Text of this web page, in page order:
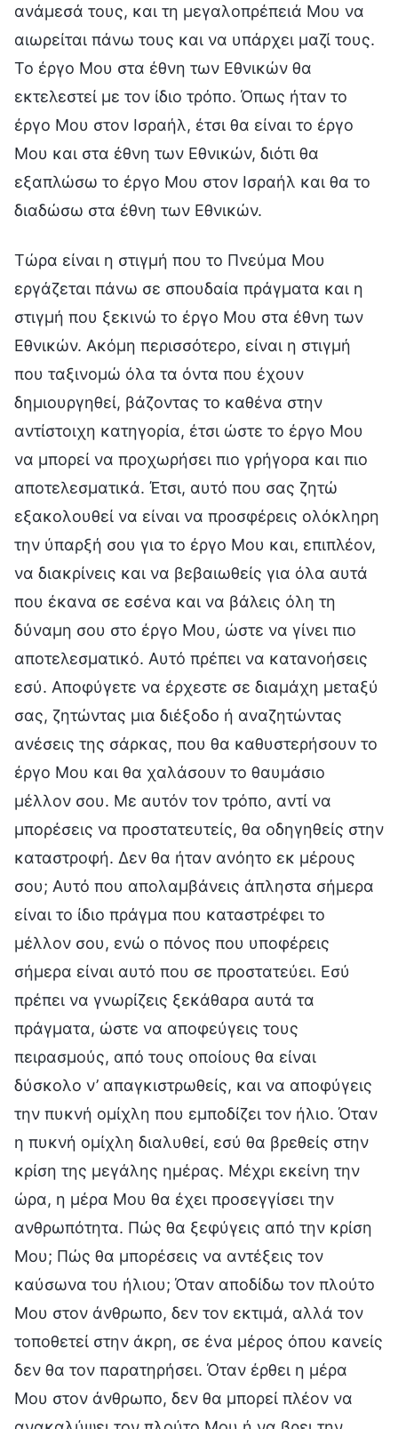
ανάμεσά τους, και τη μεγαλοπρέπειά Μου να
αιωρείται πάνω τους και να υπάρχει μαζί τους.
Το έργο Μου στα έθνη των Εθνικών θα
εκτελεστεί με τον ίδιο τρόπο. Όπως ήταν το
έργο Μου στον Ισραήλ, έτσι θα είναι το έργο
Μου και στα έθνη των Εθνικών, διότι θα
εξαπλώσω το έργο Μου στον Ισραήλ και θα το
διαδώσω στα έθνη των Εθνικών.
Τώρα είναι η στιγμή που το Πνεύμα Μου
εργάζεται πάνω σε σπουδαία πράγματα και η
στιγμή που ξεκινώ το έργο Μου στα έθνη των
Εθνικών. Ακόμη περισσότερο, είναι η στιγμή
που ταξινομώ όλα τα όντα που έχουν
δημιουργηθεί, βάζοντας το καθένα στην
αντίστοιχη κατηγορία, έτσι ώστε το έργο Μου
να μπορεί να προχωρήσει πιο γρήγορα και πιο
αποτελεσματικά. Έτσι, αυτό που σας ζητώ
εξακολουθεί να είναι να προσφέρεις ολόκληρη
την ύπαρξή σου για το έργο Μου και, επιπλέον,
να διακρίνεις και να βεβαιωθείς για όλα αυτά
που έκανα σε εσένα και να βάλεις όλη τη
δύναμη σου στο έργο Μου, ώστε να γίνει πιο
αποτελεσματικό. Αυτό πρέπει να κατανοήσεις
εσύ. Αποφύγετε να έρχεστε σε διαμάχη μεταξύ
σας, ζητώντας μια διέξοδο ή αναζητώντας
ανέσεις της σάρκας, που θα καθυστερήσουν το
έργο Μου και θα χαλάσουν το θαυμάσιο
μέλλον σου. Με αυτόν τον τρόπο, αντί να
μπορέσεις να προστατευτείς, θα οδηγηθείς στην
καταστροφή. Δεν θα ήταν ανόητο εκ μέρους
σου; Αυτό που απολαμβάνεις άπληστα σήμερα
είναι το ίδιο πράγμα που καταστρέφει το
μέλλον σου, ενώ ο πόνος που υποφέρεις
σήμερα είναι αυτό που σε προστατεύει. Εσύ
πρέπει να γνωρίζεις ξεκάθαρα αυτά τα
πράγματα, ώστε να αποφεύγεις τους
πειρασμούς, από τους οποίους θα είναι
δύσκολο ν’ απαγκιστρωθείς, και να αποφύγεις
την πυκνή ομίχλη που εμποδίζει τον ήλιο. Όταν
η πυκνή ομίχλη διαλυθεί, εσύ θα βρεθείς στην
κρίση της μεγάλης ημέρας. Μέχρι εκείνη την
ώρα, η μέρα Μου θα έχει προσεγγίσει την
ανθρωπότητα. Πώς θα ξεφύγεις από την κρίση
Μου; Πώς θα μπορέσεις να αντέξεις τον
καύσωνα του ήλιου; Όταν αποδίδω τον πλούτο
Μου στον άνθρωπο, δεν τον εκτιμά, αλλά τον
τοποθετεί στην άκρη, σε ένα μέρος όπου κανείς
δεν θα τον παρατηρήσει. Όταν έρθει η μέρα
Μου στον άνθρωπο, δεν θα μπορεί πλέον να